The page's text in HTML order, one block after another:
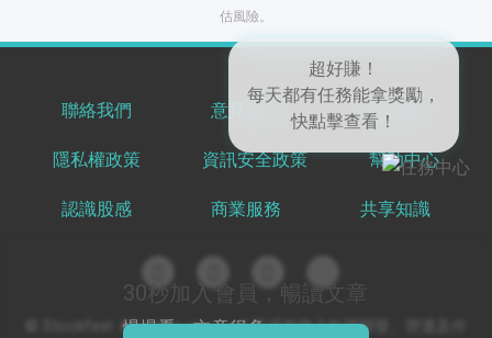
30秒加入會員，暢讀文章
慢慢看，文章很多
估風險。
聯絡我們 意見反饋 服務條款
隱私權政策 資訊安全政策 幫助中心
認識股感 商業服務 共享知識
© Stockfeel. All rights reserved 股感服務之軟體開發、營運及作
超好賺！
快點擊查看！
登入股感會員，閱讀
任一文章
出國就缺這咖？股